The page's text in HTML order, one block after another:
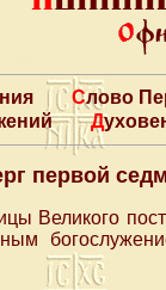
Слово
первой
Великого